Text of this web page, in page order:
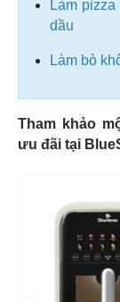
Làm
dầu
Làm bò
Tham khảo
ưu đãi tại